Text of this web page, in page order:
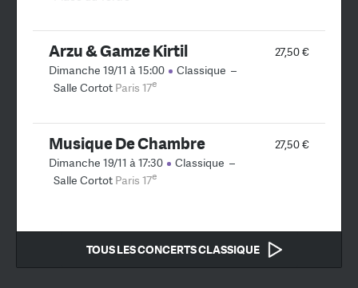
27,50 €
Arzu & Gamze Kirtil
Dimanche 19/11 à 15:00 Classique –
Salle Cortot Paris 17e
27,50 €
Musique De Chambre
Dimanche 19/11 à 17:30 Classique –
Salle Cortot Paris 17e
TOUS LES CONCERTS CLASSIQUE